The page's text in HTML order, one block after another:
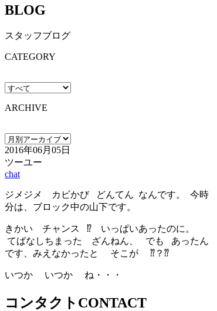
BLOG
スタッフブログ
CATEGORY
ARCHIVE
2016年06月05日
ツーユー
chat
ジメジメ カビかび どんてん なんです。 今時
分は、ブロック中の山下です。
きかい チャンス ⁉️ いっぱいあったのに。
てばなしちまった ざんねん、 でも あったん
です、みえなかったと そこが ⁇？⁇
いつか いつか ね・・・
コンタクト CONTACT